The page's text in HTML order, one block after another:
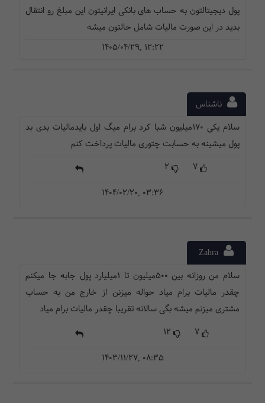
پول دیجیتالتون به حساب های بانکی ایرانیتون این مبلغ رو انتقال
بدید در این صورت مالیات شامل حالتون میشه
1405/04/29, 12:22
ناشناس
سلام یکی ۱۷۰میلیون شبا کرد برام میگ اول بایدمالیات بدی بد
پول میشینه به حسابت چتوری مالیات پرداخت کنم
7
2
1404/02/20, 03:36
سلام من روزانه بین 500میلیون تا 1میلیارد پول جابه جا میکنم
چقدر مالیات برام میاد حواله میزنن از خارج من به حساب
مشتری میزنم میشه بگی سالانه تقریبا چقدر مالیات برام میاد
7
1403/11/27, 08:35